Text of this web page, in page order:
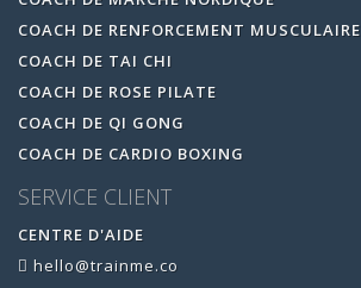
COACH DE RENFORCEMENT MUSCULAIRE
COACH DE TAI CHI
COACH DE ROSE PILATE
COACH DE QI GONG
COACH DE CARDIO BOXING
SERVICE CLIENT
CENTRE D'AIDE
hello@trainme.co